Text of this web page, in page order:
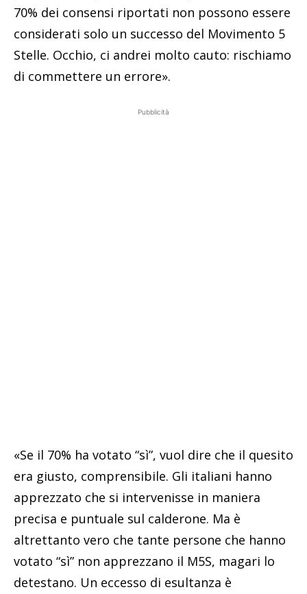
70% dei consensi riportati non possono essere
considerati solo un successo del Movimento 5
Stelle. Occhio, ci andrei molto cauto: rischiamo
di commettere un errore».
Pubblicità
«Se il 70% ha votato “sì”, vuol dire che il quesito
era giusto, comprensibile. Gli italiani hanno
apprezzato che si intervenisse in maniera
precisa e puntuale sul calderone. Ma è
altrettanto vero che tante persone che hanno
votato “sì” non apprezzano il M5S, magari lo
detestano. Un eccesso di esultanza è